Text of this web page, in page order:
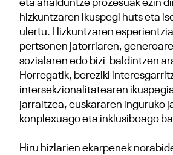
eta ahalduntze prozesuak ezin
hizkuntzaren ikuspegi huts eta
ulertu. Hizkuntzaren
pertsonen jatorriaren,
sozialaren edo bizi-baldintzen
Horregatik, bereziki
intersekzionalitatearen
jarraitzea, euskararen inguruko
konplexuago eta inklusiboago
Hiru hizlarien ekarpenek